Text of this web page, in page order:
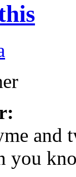
and
you